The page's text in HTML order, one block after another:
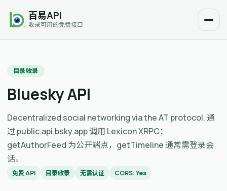
百易API
收录可用的免费接口
目录收录
Bluesky API
Decentralized social networking via the AT protocol. 通
过 public.api.bsky.app 调用 Lexicon XRPC；
getAuthorFeed 为公开端点，getTimeline 通常需登录会
话。
免费 API 目录收录 无需认证 CORS: Yes